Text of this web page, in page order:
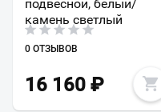
подвесной, белый/
камень светлый
0 ОТЗЫВОВ
16 160 ₽